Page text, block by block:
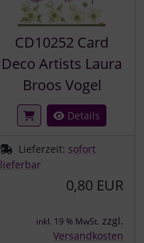
CD10252 Card
Deco Artists Laura
Broos Vogel
Details
Lieferzeit: sofort
lieferbar
0,80 EUR
inkl. 19 % MwSt. zzgl.
Versandkosten